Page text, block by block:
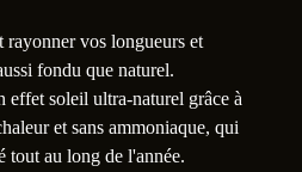
rayonner vos longueurs et
fondu que naturel.
effet soleil ultra-naturel grâce à
et sans ammoniaque, qui
tout au long de l'année.